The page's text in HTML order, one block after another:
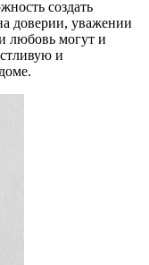
создать
доверии, уважении
любовь могут и
и